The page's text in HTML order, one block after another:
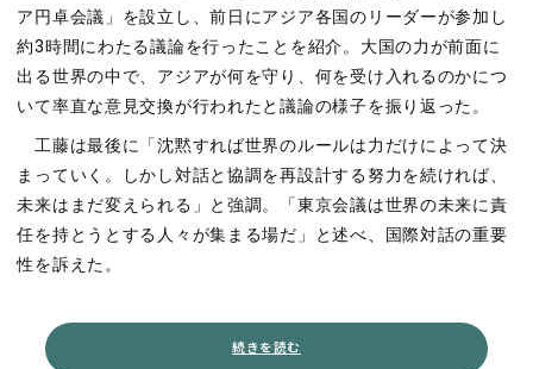
ア円卓会議」を設立し、前日にアジア各国のリーダーが参加し
約3時間にわたる議論を行ったことを紹介。大国の力が前面に
出る世界の中で、アジアが何を守り、何を受け入れるのかにつ
いて率直な意見交換が行われたと議論の様子を振り返った。
工藤は最後に「沈黙すれば世界のルールは力だけによって決
まっていく。しかし対話と協調を再設計する努力を続ければ、
未来はまだ変えられる」と強調。「東京会議は世界の未来に責
任を持とうとする人々が集まる場だ」と述べ、国際対話の重要
性を訴えた。
続きを読む